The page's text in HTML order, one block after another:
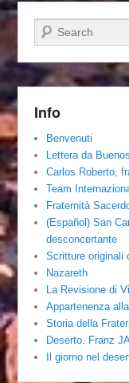
Cerca
Info
Benvenuti
Lettera da
Carlos Roberto,
Team
Fraternità
(Español) San
desconcertante
Scritture originali
Nazareth
La Revisione di
Appartenenza
Storia della
Deserto. Franz
Il giorno nel